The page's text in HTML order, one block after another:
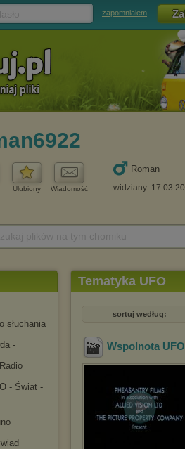
zapomniałem
Ulubiony Wiadomość
Roman
widziany:
słuchania
-
- Świat -
Tematyka UFO
sortuj według:
Wspolnota UFO